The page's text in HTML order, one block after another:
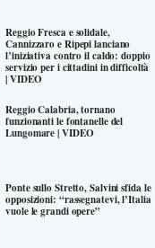
Reggio Fresca e solidale,
Cannizzaro e Ripepi lanciano
l’iniziativa contro il caldo: doppio
servizio per i cittadini in difficoltà
| VIDEO
Reggio Calabria, tornano
funzionanti le fontanelle del
Lungomare | VIDEO
Ponte sullo Stretto, Salvini sfida le
opposizioni: “rassegnatevi, l’Italia
vuole le grandi opere”